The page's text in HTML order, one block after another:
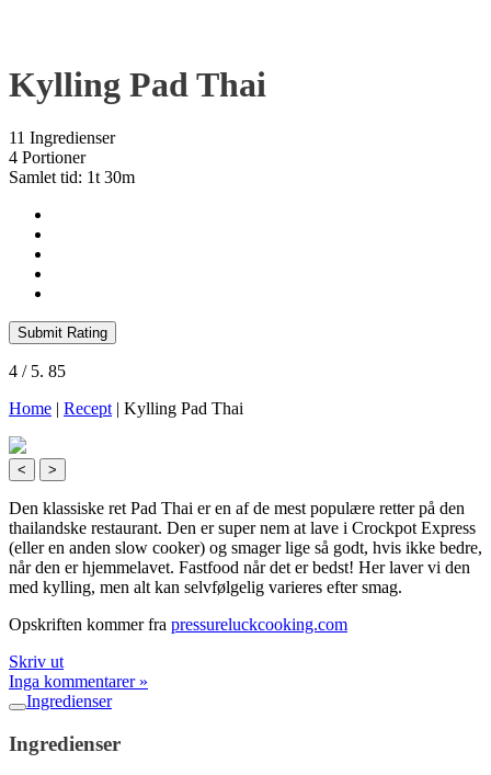
Kylling Pad Thai
11 Ingredienser
4 Portioner
Samlet tid: 1t 30m
Submit Rating
4 / 5. 85
Home | Recept | Kylling Pad Thai
< >
Den klassiske ret Pad Thai er en af de mest populære retter på den
thailandske restaurant. Den er super nem at lave i Crockpot Express
(eller en anden slow cooker) og smager lige så godt, hvis ikke bedre,
når den er hjemmelavet. Fastfood når det er bedst! Her laver vi den
med kylling, men alt kan selvfølgelig varieres efter smag.
Opskriften kommer fra pressureluckcooking.com
Skriv ut
Inga kommentarer »
Ingredienser
Ingredienser